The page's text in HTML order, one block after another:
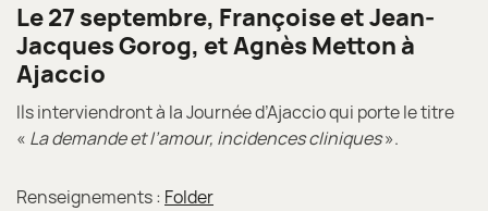
Le 27 septembre, Françoise et Jean-
Jacques Gorog, et Agnès Metton à
Ajaccio
Ils interviendront à la Journée d’Ajaccio qui porte le titre
« La demande et l’amour, incidences cliniques».
Renseignements : Folder